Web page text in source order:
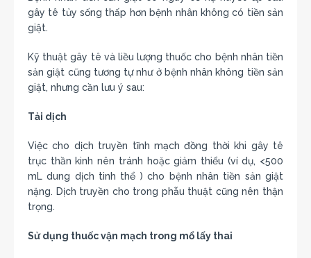
gây tê tủy sống thấp hơn bệnh nhân không có tiền sản
giật.
Kỹ thuật gây tê và liều lượng thuốc cho bệnh nhân tiền
sản giật cũng tương tự như ở bệnh nhân không tiền sản
giật, nhưng cần lưu ý sau:
Tải dịch
Việc cho dịch truyền tĩnh mạch đồng thời khi gây tê
trục thần kinh nên tránh hoặc giảm thiểu (ví dụ, <500
mL dung dịch tinh thể ) cho bệnh nhân tiền sản giật
nặng. Dịch truyền cho trong phẫu thuật cũng nên thận
trọng.
Sử dụng thuốc vận mạch trong mổ lấy thai